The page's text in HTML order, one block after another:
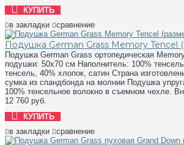
КУПИТЬ
в закладки
сравнение
Подушка German Grass Memory Tencel
Подушка German Grass ортопедическая
подушки: 50х70 см Наполнитель: 100%
тенсель, 40% хлопок, сатин Страна
сумка из спандбонда на молнии Подушка
100% тенсельное волокно в съемном чехле.
12 760 руб.
КУПИТЬ
в закладки
сравнение